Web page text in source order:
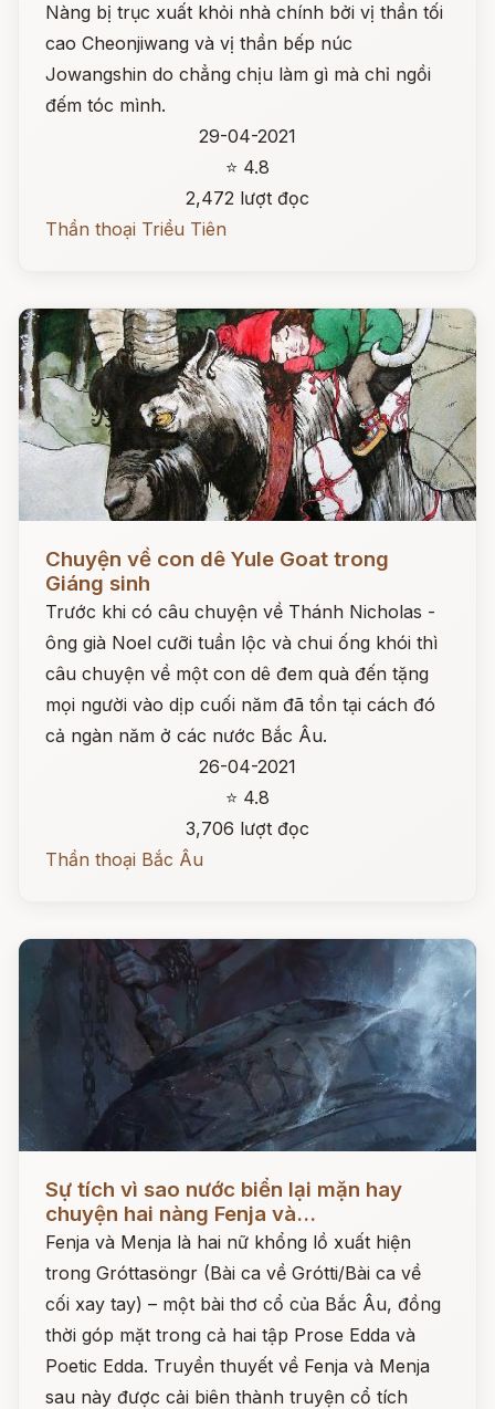
Nàng bị trục xuất khỏi nhà chính bởi vị thần tối
cao Cheonjiwang và vị thần bếp núc
Jowangshin do chẳng chịu làm gì mà chỉ ngồi
đếm tóc mình.
29-04-2021
⭐ 4.8
2,472 lượt đọc
Thần thoại Triều Tiên
Chuyện về con dê Yule Goat trong
Giáng sinh
Trước khi có câu chuyện về Thánh Nicholas -
ông già Noel cưỡi tuần lộc và chui ống khói thì
câu chuyện về một con dê đem quà đến tặng
mọi người vào dịp cuối năm đã tồn tại cách đó
cả ngàn năm ở các nước Bắc Âu.
26-04-2021
⭐ 4.8
3,706 lượt đọc
Thần thoại Bắc Âu
Sự tích vì sao nước biển lại mặn hay
chuyện hai nàng Fenja và...
Fenja và Menja là hai nữ khổng lồ xuất hiện
trong Gróttasöngr (Bài ca về Grótti/Bài ca về
cối xay tay) – một bài thơ cổ của Bắc Âu, đồng
thời góp mặt trong cả hai tập Prose Edda và
Poetic Edda. Truyền thuyết về Fenja và Menja
sau này được cải biên thành truyện cổ tích